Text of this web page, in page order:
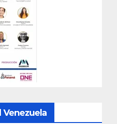
Venezuela